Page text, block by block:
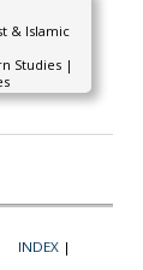
& Islamic
Studies |
INDEX |